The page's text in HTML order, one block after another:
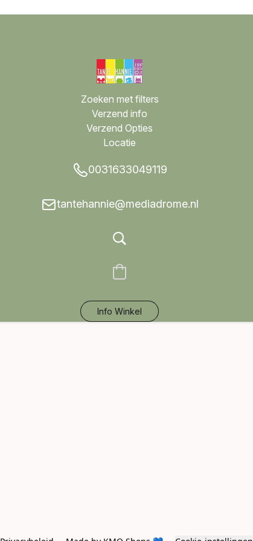
Zoeken met filters
Verzend info
Verzend Opties
Locatie
0031633049119
tantehannie@mediadrome.nl
Info Winkel